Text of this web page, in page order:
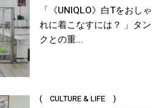
「《UNIQLO》白Tをおしゃ
れに着こなすには？ 」タン
クとの重...
( CULTURE & LIFE )